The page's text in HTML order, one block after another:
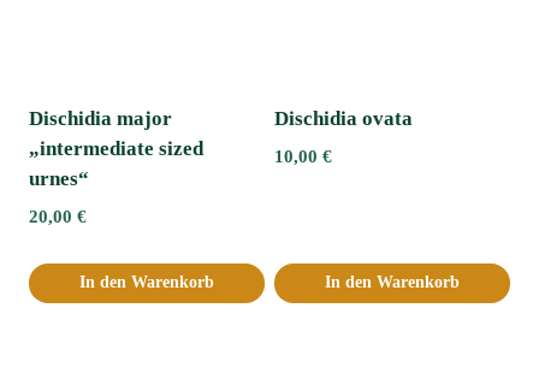
Dischidia major
„intermediate sized
urnes“
20,00 €
In den Warenkorb
Dischidia ovata
10,00 €
In den Warenkorb